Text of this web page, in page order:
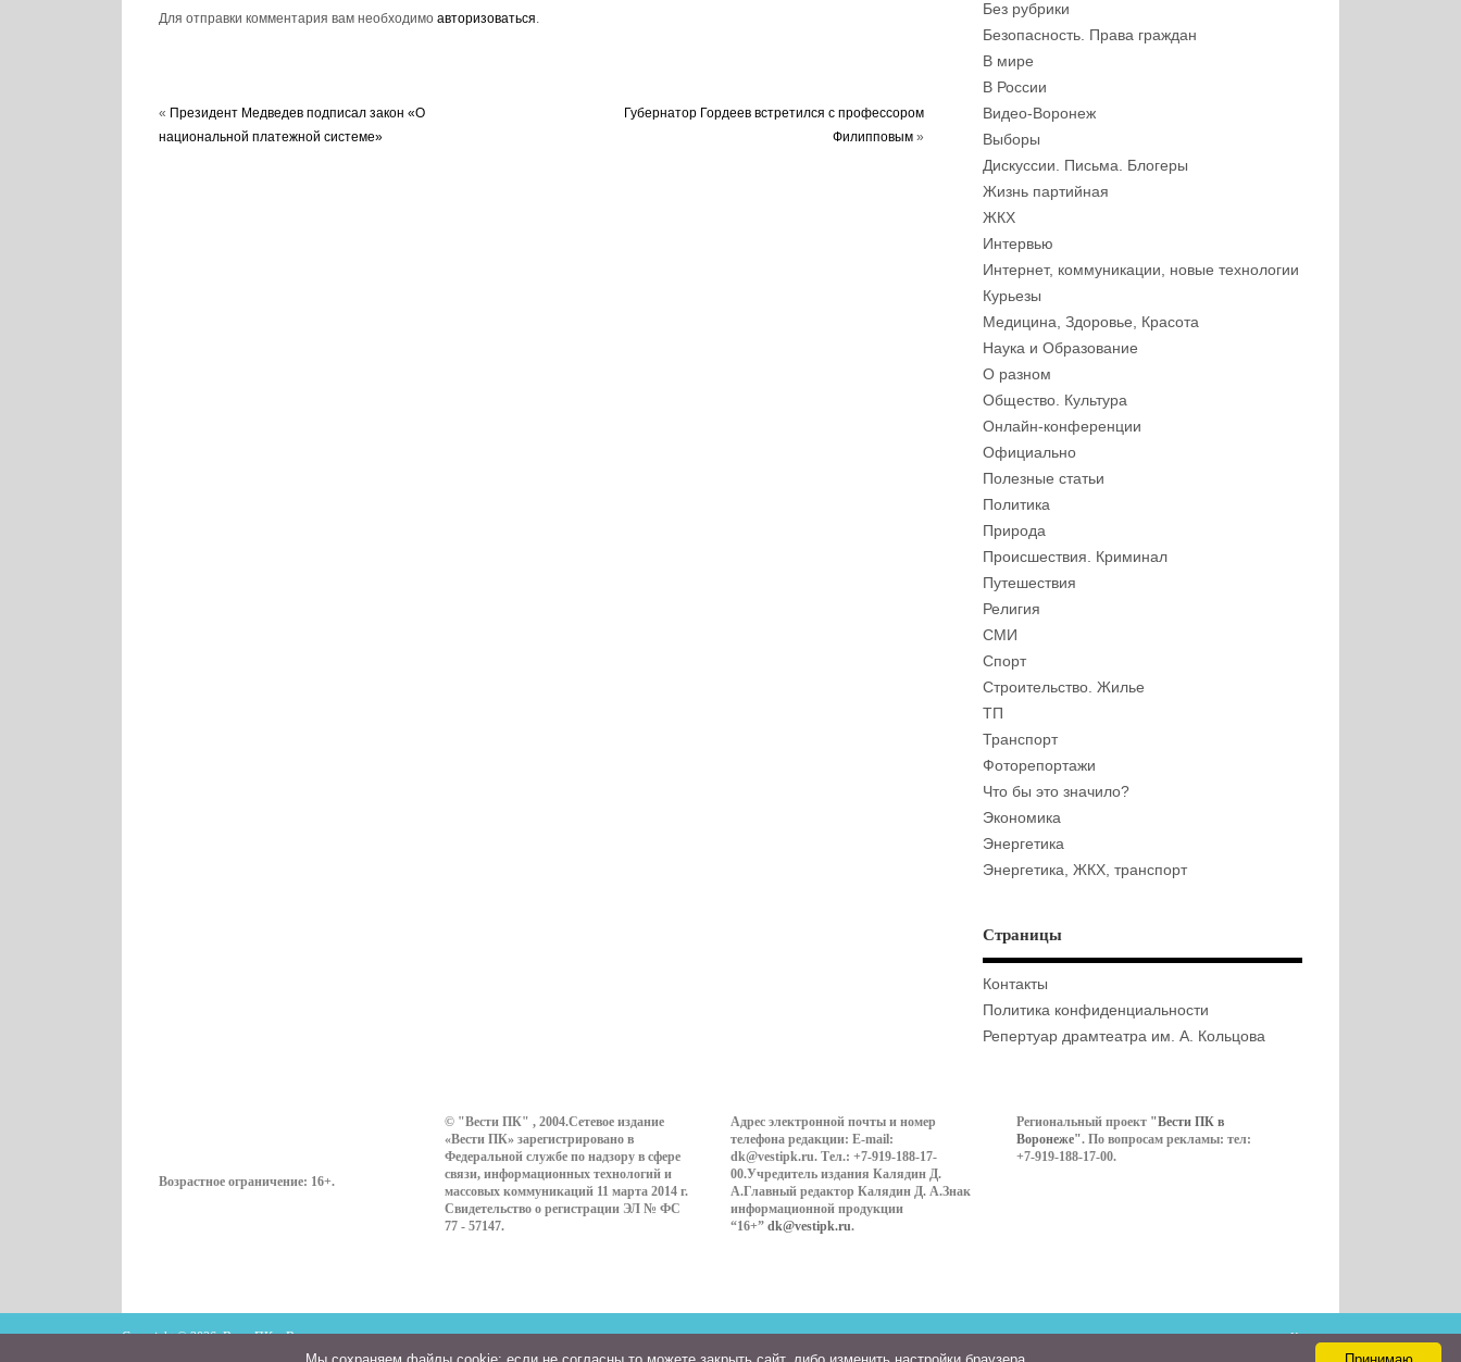
Для отправки комментария вам необходимо авторизоваться
« Президент Медведев подписал закон «О
национальной платежной системе»
Губернатор Гордеев встретился с профессором
Филипповым »
Без рубрики
Безопасность. Права граждан
В мире
В России
Видео-Воронеж
Выборы
Дискуссии. Письма. Блогеры
Жизнь партийная
ЖКХ
Интервью
Интернет, коммуникации, новые технологии
Курьезы
Медицина, Здоровье, Красота
Наука и Образование
О разном
Общество. Культура
Онлайн-конференции
Официально
Полезные статьи
Политика
Природа
Происшествия. Криминал
Путешествия
Религия
СМИ
Спорт
Строительство. Жилье
ТП
Транспорт
Фоторепортажи
Что бы это значило?
Экономика
Энергетика
Энергетика, ЖКХ, транспорт
Страницы
Контакты
Политика конфиденциальности
Репертуар драмтеатра им. А. Кольцова
Возрастное ограничение: 16+.
© "Вести ПК" , 2004.Сетевое издание
«Вести ПК» зарегистрировано в
Федеральной службе по надзору в сфере
связи, информационных технологий и
массовых коммуникаций 11 марта 2014 г.
Свидетельство о регистрации ЭЛ № ФС
77 - 57147.
Адрес электронной почты и номер
телефона редакции: E-mail:
dk@vestipk.ru. Тел.: +7-919-188-17-
00.Учредитель издания Калядин Д.
А.Главный редактор Калядин Д. А.Знак
информационной продукции
“16+” dk@vestipk.ru.
Региональный проект "Вести ПК в
Воронеже". По вопросам рекламы: тел:
+7-919-188-17-00.
Copyright © 2026. ВестиПК в Воронеже Контакты